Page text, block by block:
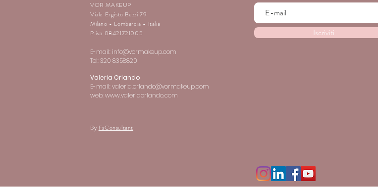
VOR MAKEUP
Viale Ergisto Bezzi 79
Milano - Lombardia - Italia
P.iva 08421721005
E-mail: info@vormakeup.com
Tel: 320 8358820
Valeria Orlando
E-mail:valeria.orlando@vormakeup.com
web: www.valeriaorlando.com
By FsConsultant
Iscriviti